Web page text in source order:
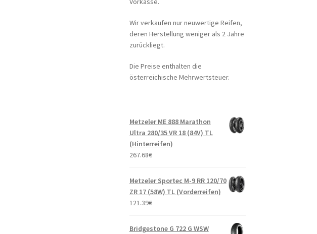
Wir verkaufen nur neuwertige Reifen,
deren Herstellung weniger als 2 Jahre
zurückliegt.
Die Preise enthalten die
österreichische Mehrwertsteuer.
Metzeler ME 888 Marathon
Ultra 280/35 VR 18 (84V) TL
(Hinterreifen)
267.68€
Metzeler Sportec M-9 RR 120/70
ZR 17 (58W) TL (Vorderreifen)
121.39€
Bridgestone G 722 G WSW